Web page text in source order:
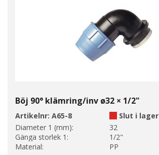
Böj 90° klämring/inv ø32 × 1/2"
Artikelnr: A65-8
Slut i lager
Diameter 1 (mm):
32
Gänga storlek 1:
1/2"
Material:
PP